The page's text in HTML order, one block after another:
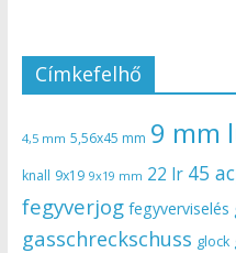
Címkefelhő
4,5 mm 5,56x45 mm 9 mm
knall 9x19 9x19 mm 22 lr 45
fegyverjog fegyverviselés
gasschreckschuss glock